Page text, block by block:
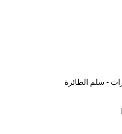
- سلم الطائرة